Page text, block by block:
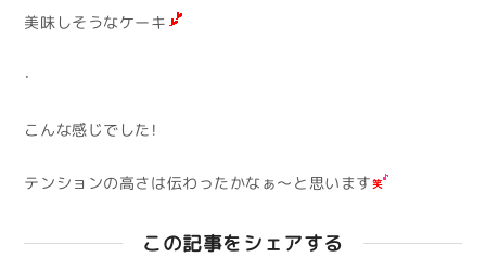
美味しそうなケーキ
・
こんな感じでした！
テンションの高さは伝わったかなぁ～と思います
この記事をシェアする